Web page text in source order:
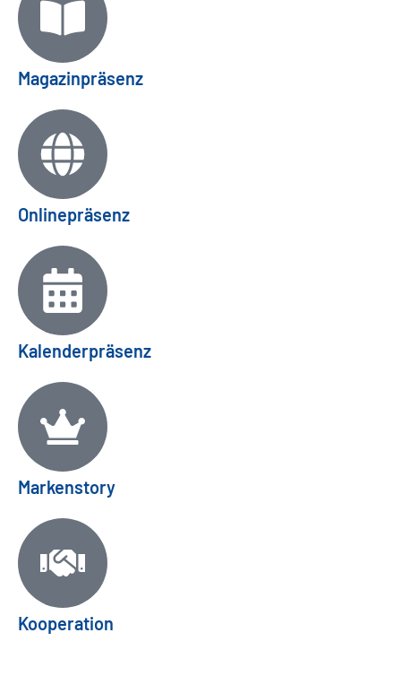
Magazinpräsenz
Onlinepräsenz
Kalenderpräsenz
Markenstory
Kooperation